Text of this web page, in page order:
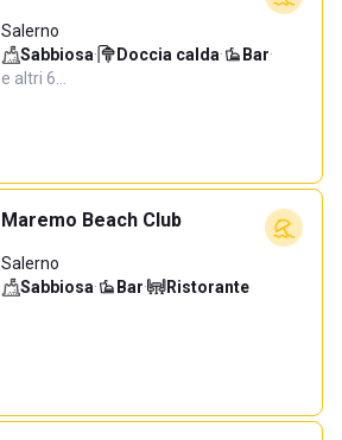
Salerno
Sabbiosa· Doccia calda· Bar·
e altri 6…
Maremo Beach Club
Salerno
Sabbiosa· Bar· Ristorante